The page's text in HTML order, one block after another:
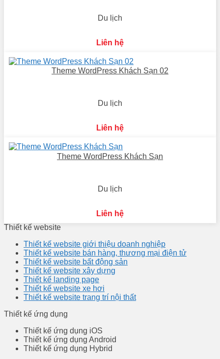
Du lịch
Liên hệ
Du lịch
Theme WordPress Khách Sạn 02
Liên hệ
Du lịch
Theme WordPress Khách Sạn
Liên hệ
Thiết kế website
Thiết kế website giới thiệu doanh nghiệp
Thiết kế website bán hàng, thương mại điện tử
Thiết kế website bất động sản
Thiết kế website xây dựng
Thiết kế landing page
Thiết kế website xe hơi
Thiết kế website trang trí nội thất
Thiết kế ứng dụng
Thiết kế ứng dụng iOS
Thiết kế ứng dụng Android
Thiết kế ứng dụng Hybrid